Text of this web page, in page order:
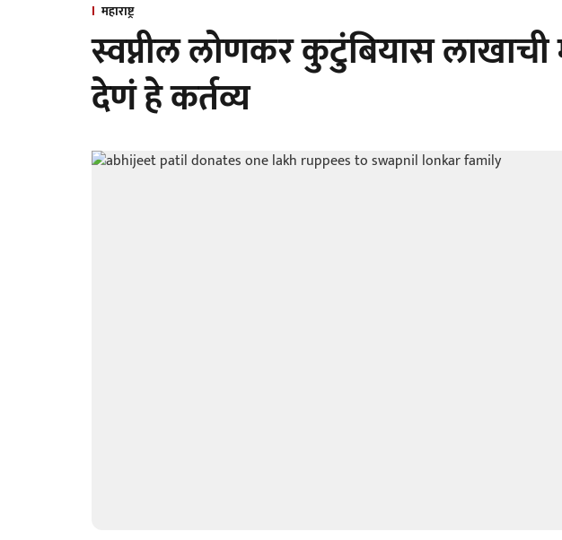
महाराष्ट्र
स्वप्नील लोणकर कुटुंबियास
देणं हे कर्तव्य